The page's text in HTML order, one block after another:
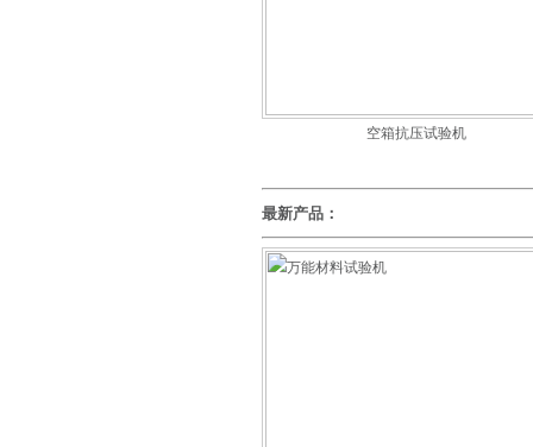
空箱抗压试验机
最新产品：